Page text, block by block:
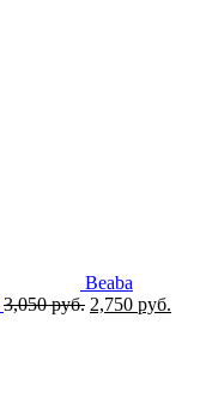
Beaba
3,050руб. 2,750 руб.